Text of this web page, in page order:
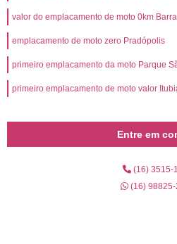
valor do emplacamento de moto 0km Barra
emplacamento de moto zero Pradópolis
primeiro emplacamento da moto Parque
primeiro emplacamento de moto valor
Entre em
(16) 3515-
(16)